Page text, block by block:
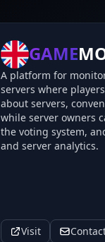
GAME
A platform for
servers where
about servers,
while server owners
the voting system,
and server analytics.
Visit